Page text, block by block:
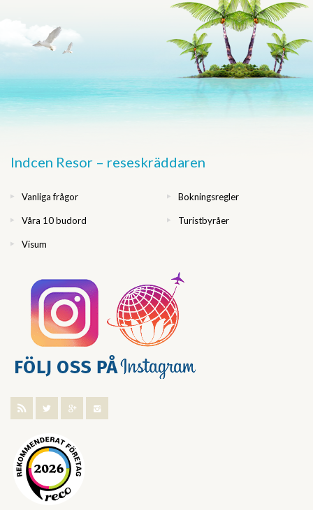
Indcen Resor – reseskräddaren
Vanliga frågor Bokningsregler
Våra 10 budord Turistbyråer
Visum